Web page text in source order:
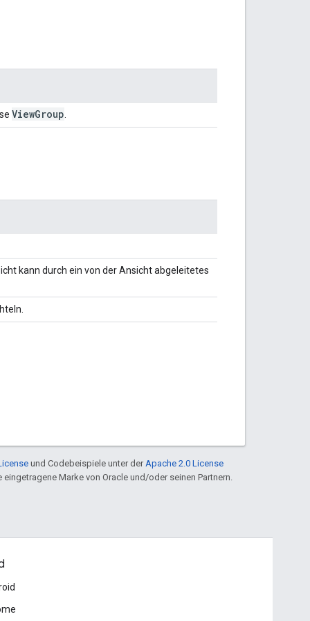
ViewGroup
kann durch ein von der Ansicht abgeleitetes
und Codebeispiele unter der Apache 2.0 License
eingetragene Marke von Oracle und/oder seinen Partnern.